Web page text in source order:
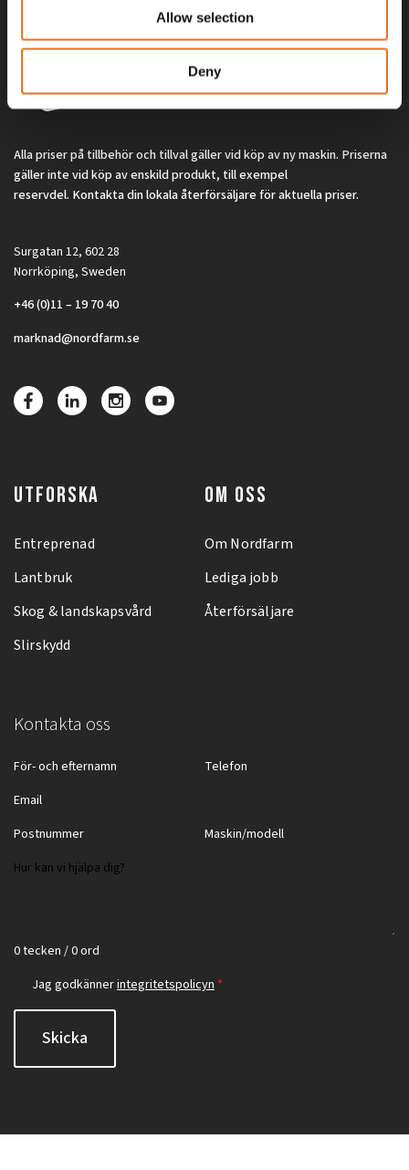
Allow selection
Deny
Alla priser på tillbehör och tillval gäller vid köp av ny maskin. Priserna
gäller inte vid köp av enskild produkt, till exempel
reservdel. Kontakta din lokala återförsäljare för aktuella priser.
Surgatan 12, 602 28
Norrköping, Sweden
+46 (0)11 – 19 70 40
marknad@nordfarm.se
UTFORSKA
Entreprenad
Lantbruk
Skog & landskapsvård
Slirskydd
OM OSS
Om Nordfarm
Lediga jobb
Återförsäljare
Kontakta oss
0 tecken / 0 ord
Jag godkännerintegritetspolicyn *
Skicka